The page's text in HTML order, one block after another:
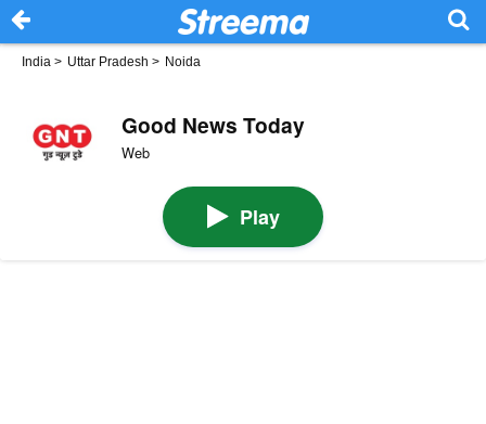
India > Uttar Pradesh > Noida
Good News Today
Web
Play